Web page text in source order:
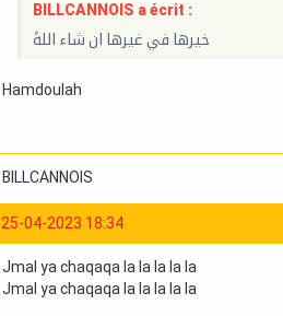
BILLCANNOIS a écrit :
خيرها في غيرها ان شاء اللهً
Hamdoulah
BILLCANNOIS
25-04-2023 18:34
Jmal ya chaqaqa la la la la la
Jmal ya chaqaqa la la la la la